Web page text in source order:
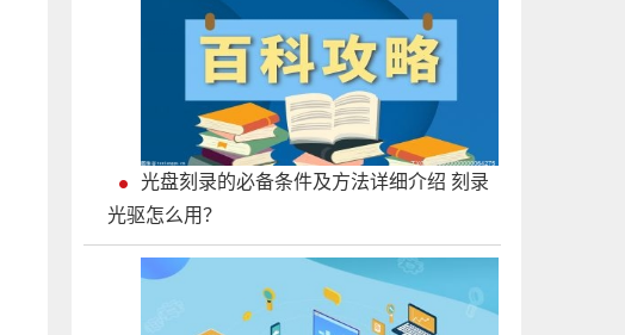
光盘刻录的必备条件及方法详细介绍 刻录
光驱怎么用？